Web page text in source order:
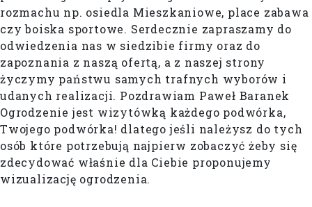
rozmachu np. osiedla Mieszkaniowe, place zabawa
czy boiska sportowe. Serdecznie zapraszamy do
odwiedzenia nas w siedzibie firmy oraz do
zapoznania z naszą ofertą, a z naszej strony
życzymy państwu samych trafnych wyborów i
udanych realizacji. Pozdrawiam Paweł Baranek
Ogrodzenie jest wizytówką każdego podwórka,
Twojego podwórka! dlatego jeśli należysz do tych
osób które potrzebują najpierw zobaczyć żeby się
zdecydować właśnie dla Ciebie proponujemy
wizualizację ogrodzenia.